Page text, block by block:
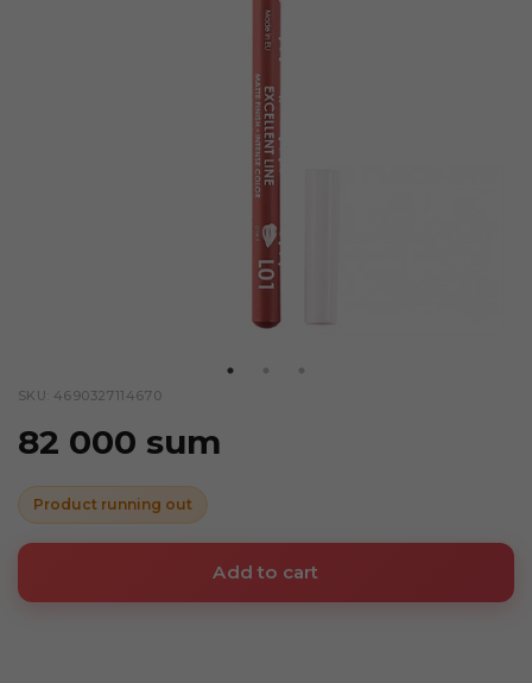
SKU: 4690327114670
82 000 sum
Product running out
Add to cart